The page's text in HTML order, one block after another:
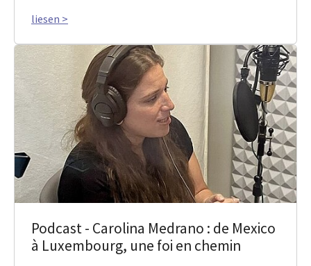
liesen >
Podcast - Carolina Medrano : de Mexico
à Luxembourg, une foi en chemin